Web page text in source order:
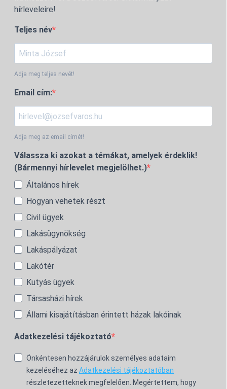
hírleveleire!
Teljes név
Adja meg teljes nevét!
Email cím:
Adja meg az email címét!
Válassza ki azokat a témákat, amelyek érdeklik!
(Bármennyi hírlevelet megjelölhet.)
Általános hírek
Hogyan vehetek részt
Civil ügyek
Lakásügynökség
Lakáspályázat
Lakótér
Kutyás ügyek
Társasházi hírek
Állami kisajátításban érintett házak lakóinak
Adatkezelési tájékoztató
Önkéntesen hozzájárulok személyes adataim
kezeléséhez az Adatkezelési tájékoztatóban
részletezetteknek megfelelően. Megértettem, hogy